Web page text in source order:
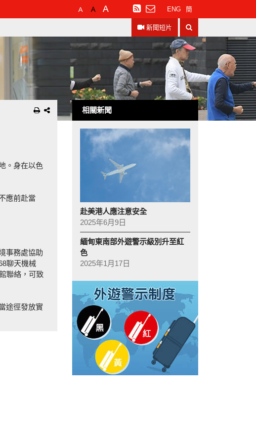
預
設
體
大
較
大
字
體
最
大
字
體
訂
閱
RSS
ENG 簡
新聞短片
尋
。身在以色
應前赴當
事務處協助
聊天機械
聯絡，可致
途徑發放實
相關新聞
赴美港人應注意安全
2025年6月9日
緬甸東南部外遊警示級別升至紅
色
2025年1月17日